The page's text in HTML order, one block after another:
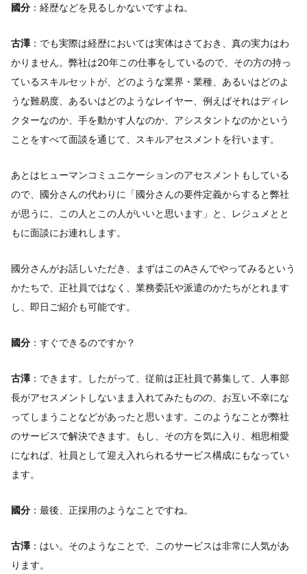
國分 ：経歴などを見るしかないですよね。
古澤：でも実際は経歴においては実体はさておき、真の実力はわ
かりません。弊社は20年この仕事をしているので、その方の持っ
ているスキルセットが、どのような業界・業種、あるいはどのよ
うな難易度、あるいはどのようなレイヤー、例えばそれはディレ
クターなのか、手を動かす人なのか、アシスタントなのかという
ことをすべて面談を通じて、スキルアセスメントを行います。
あとはヒューマンコミュニケーションのアセスメントもしている
ので、國分さんの代わりに「國分さんの要件定義からすると弊社
が思うに、この人とこの人がいいと思います」と、レジュメとと
もに面談にお連れします。
國分さんがお話しいただき、まずはこのAさんでやってみるという
かたちで、正社員ではなく、業務委託や派遣のかたちがとれます
し、即日ご紹介も可能です。
國分 ：すぐできるのですか？
古澤：できます。したがって、従前は正社員で募集して、人事部
長がアセスメントしないまま入れてみたものの、お互い不幸にな
ってしまうことなどがあったと思います。このようなことが弊社
のサービスで解決できます。もし、その方を気に入り、相思相愛
になれば、社員として迎え入れられるサービス構成にもなってい
ます。
國分 ：最後、正採用のようなことですね。
古澤：はい。そのようなことで、このサービスは非常に人気があ
ります。